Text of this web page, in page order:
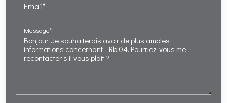
Email*
Message*